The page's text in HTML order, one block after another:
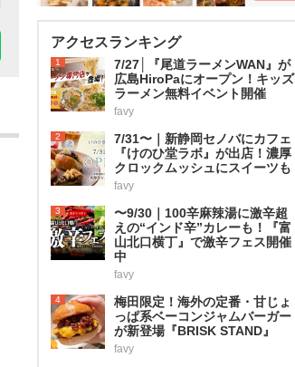
アクセスランキング
1
7/27│『尾道ラーメンWAN』が
広島HiroPaにオープン！キッズ
ラーメン無料イベント開催
favy
2
7/31〜｜新静岡セノバにカフェ
『けのひ堂ラボ』が出店！濃厚
クロックムッシュにスイーツも
favy
3
〜9/30｜100辛麻辣湯に激辛超
えの“インド辛”カレーも！『富
山北口横丁』で激辛フェス開催
中
favy
4
梅田限定！海外の定番・甘じょ
っぱ系ベーコンジャムバーガー
が新登場『BRISK STAND』
favy